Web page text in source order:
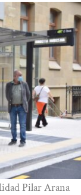
Pilar Arana